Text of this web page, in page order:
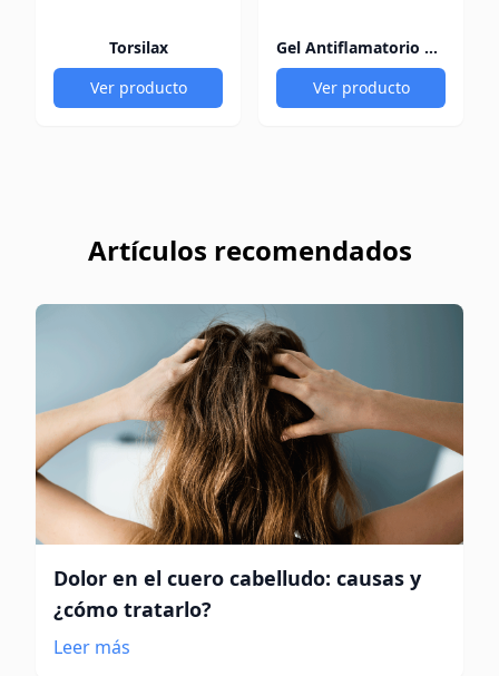
Torsilax
Ver producto
Gel Antiflamatorio 60Gr
Ver producto
Artículos recomendados
Dolor en el cuero cabelludo: causas y
¿cómo tratarlo?
Leer más